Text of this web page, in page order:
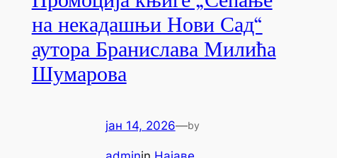
на некадашњи Нови Сад“
аутора Бранислава Милића
Шумарова
јан 14, 2026—by